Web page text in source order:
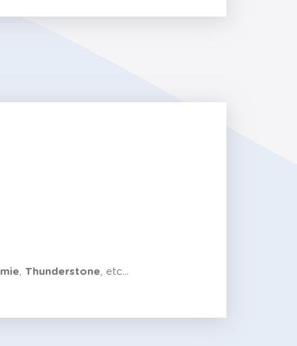
, Thunderstone, etc...